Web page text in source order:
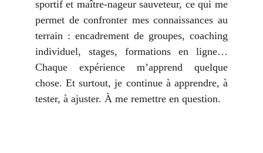
sportif et maître-nageur sauveteur, ce qui me
permet de confronter mes connaissances au
terrain : encadrement de groupes, coaching
individuel, stages, formations en ligne…
Chaque expérience m’apprend quelque
chose. Et surtout, je continue à apprendre, à
tester, à ajuster. À me remettre en question.